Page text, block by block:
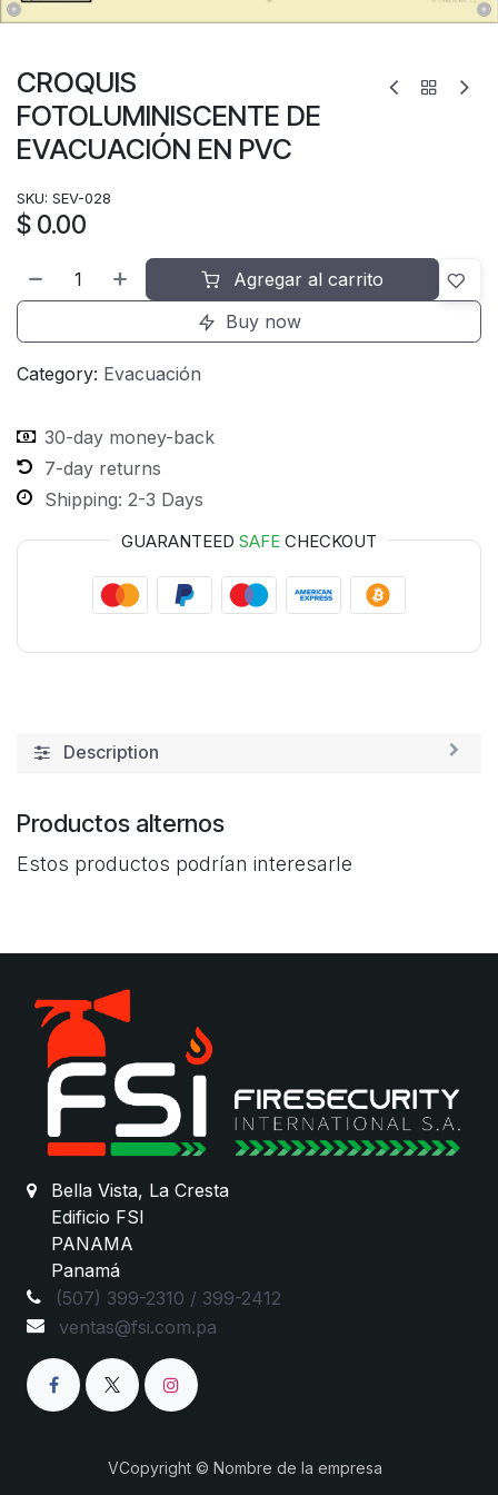
CROQUIS
FOTOLUMINISCENTE DE
EVACUACIÓN EN PVC
SKU: SEV-028
$ 0.00
Agregar al carrito
Buy now
Category: Evacuación
30-day money-back
7-day returns
Shipping: 2-3 Days
GUARANTEED SAFE CHECKOUT
Description
Productos alternos
Estos productos podrían interesarle
Bella Vista, La Cresta
Edificio FSI
PANAMA
Panamá
(507) 399-2310 / 399-2412
ventas@fsi.com.pa
VCopyright © Nombre de la empresa